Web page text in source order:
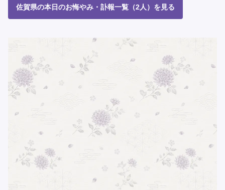
佐賀県の本日のお悔やみ・訃報一覧（2人）を見る